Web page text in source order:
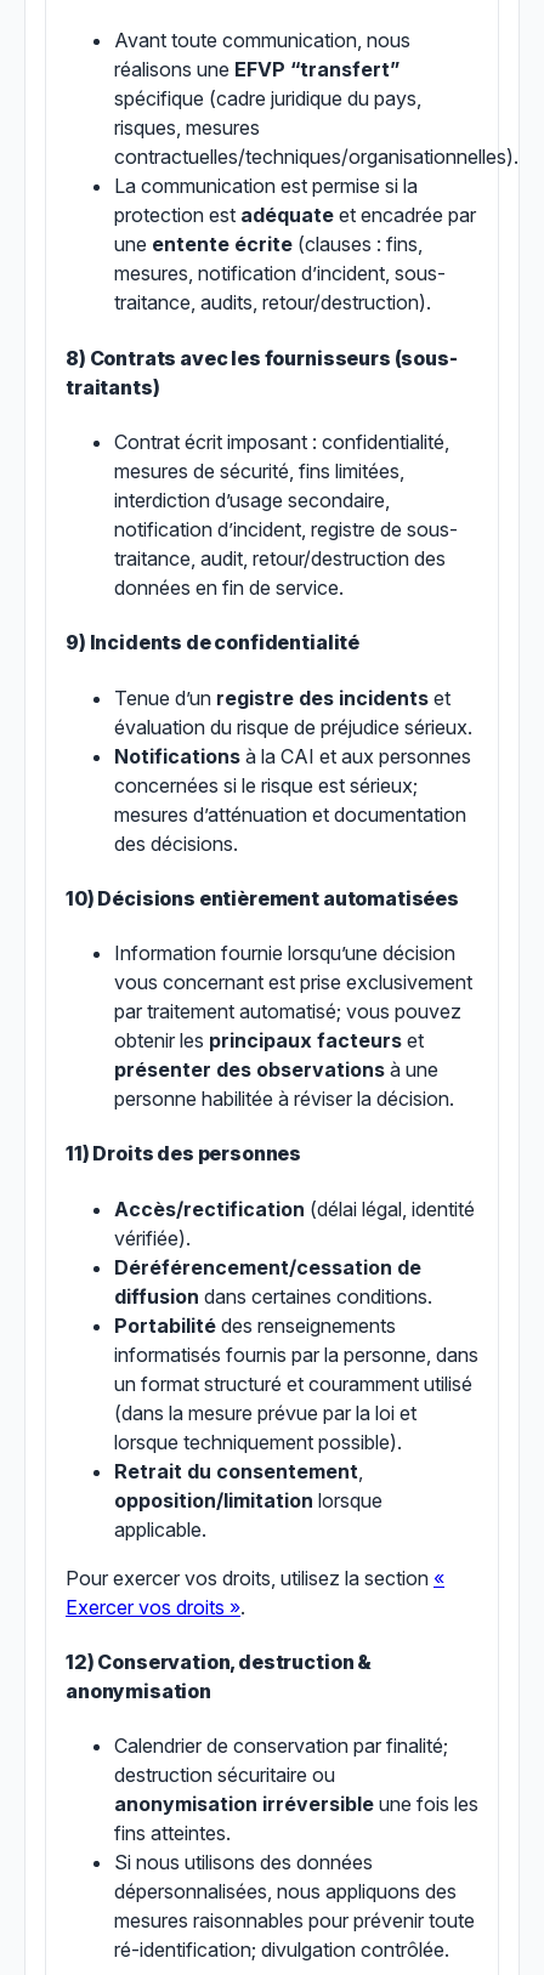
Avant toute communication, nous
réalisons une EFVP “transfert”
spécifique (cadre juridique du pays,
risques, mesures
contractuelles/techniques/organisationnelles).
La communication est permise si la
protection est adéquate et encadrée par
une entente écrite (clauses : fins,
mesures, notification d’incident, sous-
traitance, audits, retour/destruction).
8) Contrats avec les fournisseurs (sous-
traitants)
Contrat écrit imposant : confidentialité,
mesures de sécurité, fins limitées,
interdiction d’usage secondaire,
notification d’incident, registre de sous-
traitance, audit, retour/destruction des
données en fin de service.
9) Incidents de confidentialité
Tenue d’un registre des incidents et
évaluation du risque de préjudice sérieux.
Notifications à la CAI et aux personnes
concernées si le risque est sérieux;
mesures d’atténuation et documentation
des décisions.
10) Décisions entièrement automatisées
Information fournie lorsqu’une décision
vous concernant est prise exclusivement
par traitement automatisé; vous pouvez
obtenir les principaux facteurs et
présenter des observations à une
personne habilitée à réviser la décision.
11) Droits des personnes
Accès/rectification (délai légal, identité
vérifiée).
Déréférencement/cessation de
diffusion dans certaines conditions.
Portabilité des renseignements
informatisés fournis par la personne, dans
un format structuré et couramment utilisé
(dans la mesure prévue par la loi et
lorsque techniquement possible).
Retrait du consentement
opposition/limitation lorsque
applicable.
Pour exercer vos droits, utilisez la section «
Exercer vos droits ».
12) Conservation, destruction &
anonymisation
Calendrier de conservation par finalité;
destruction sécuritaire ou
anonymisation irréversible une fois les
fins atteintes.
Si nous utilisons des données
dépersonnalisées, nous appliquons des
mesures raisonnables pour prévenir toute
ré-identification; divulgation contrôlée.